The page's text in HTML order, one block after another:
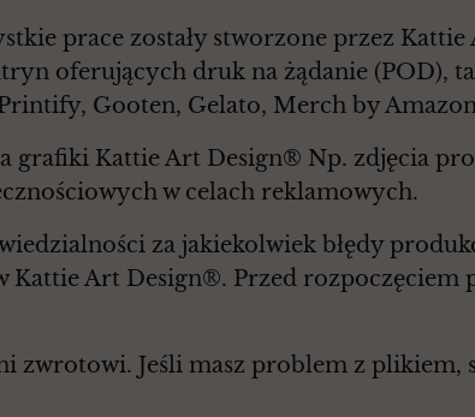
prace zostały stworzone przez
oferujących druk na żądanie (POD),
Gooten, Gelato, Merch by
grafiki Kattie Art Design® Np. zdjęcia
w celach reklamowych.
za jakiekolwiek błędy
Art Design®. Przed rozpoczęciem
Jeśli masz problem z plikiem,